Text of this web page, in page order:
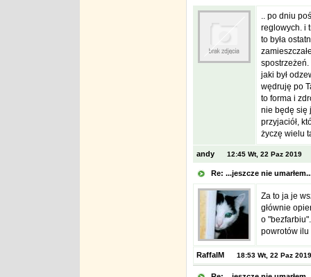
.. po dniu
reglowych. i
to była
spostrzeżeń.
jaki był
wędruję po
to forma i
nie będę się
przyjaciół,
życzę wielu
andy 12:45 Wt, 22 Paz 2019
Re: ...jeszcze nie
Za to ja je
głównie
o
powrotów ilu
RaffalM 18:53 Wt, 22 Paz 2019